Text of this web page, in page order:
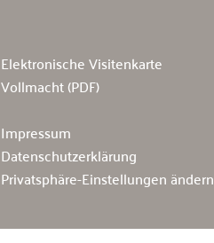
Elektronische Visitenkarte
Vollmacht (PDF)
Impressum
Datenschutzerklärung
Privatsphäre-Einstellungen ändern